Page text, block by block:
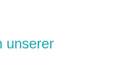
unserer